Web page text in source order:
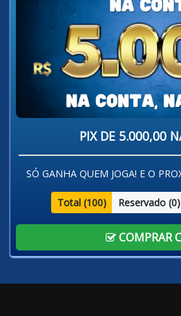
PIX DE 5.000,00
SÓ GANHA QUEM JOGA! E O
Total (100) Reservado (0)
COMPRAR